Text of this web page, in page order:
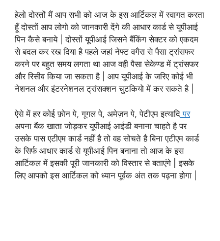
हेलो दोस्तों मैं आप सभी को आज के इस आर्टिकल में स्वागत करता
हूँ दोस्तों आप लोगो को जानकारी देंगे की आधार कार्ड से यूपीआई
पिन कैसे बनाये | दोस्तों यूपीआई जिसने बैंकिंग सेक्टर को एकदम
से बदल कर रख दिया है पहले जहां नेफ्ट वगैरा से पैसा ट्रांसफर
करने पर बहुत समय लगता था आज वही पैसा सेकेण्ड में ट्रांसफर
और रिसीव किया जा सकता है | आप यूपीआई के जरिए कोई भी
नेशनल और इंटरनेशनल ट्रांसक्शन चुटकियो में कर सकते है |
ऐसे में हर कोई फ़ोन पे, गूगल पे, अमेज़न पे, पेटीएम इत्यादि पर
अपना बैंक खाता जोड़कर यूपीआई आईडी बनाना चाहते है पर
उसके पास एटीएम कार्ड नहीं है तो वह सोचते है बिना एटीएम कार्ड
के सिर्फ आधार कार्ड से यूपीआई पिन बनाना तो आज के इस
आर्टिकल में इसकी पूरी जानकारी को विस्तार से बताएंगे | इसके
लिए आपको इस आर्टिकल को ध्यान पूर्वक अंत तक पढ़ना होगा |